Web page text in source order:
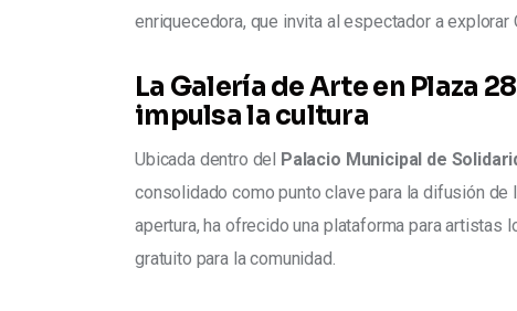
enriquecedora, que invita al espectador a
La Galería de Arte en Plaza
impulsa la cultura
Ubicada dentro del Palacio Municipal de
consolidado como punto clave para la difusión
apertura, ha ofrecido una plataforma para artistas
gratuito para la comunidad.